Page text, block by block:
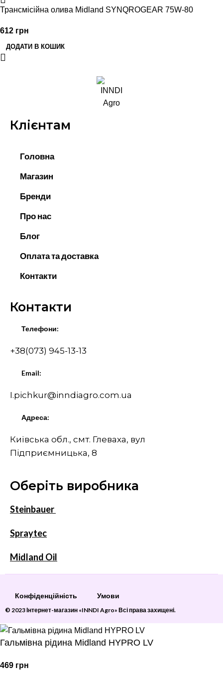
Трансмісійна олива Midland SYNQROGEAR 75W-80
612 грн
ДОДАТИ В КОШИК
Клієнтам
Головна
Магазин
Бренди
Про нас
Блог
Оплата та доставка
Контакти
Контакти
Телефони:
+38(073) 945-13-13
Email:
I.pichkur@inndiagro.com.ua
Адреса:
Київська обл., смт. Глеваха, вул
Підприємницька, 8
Оберіть виробника
Steinbauer
Spraytec
Midland Oil
Конфіденційність Умови
© 2023 Інтернет-магазин «INNDI Agro» Всі права захищені.
Гальмівна рідина Midland HYPRO LV
469 грн